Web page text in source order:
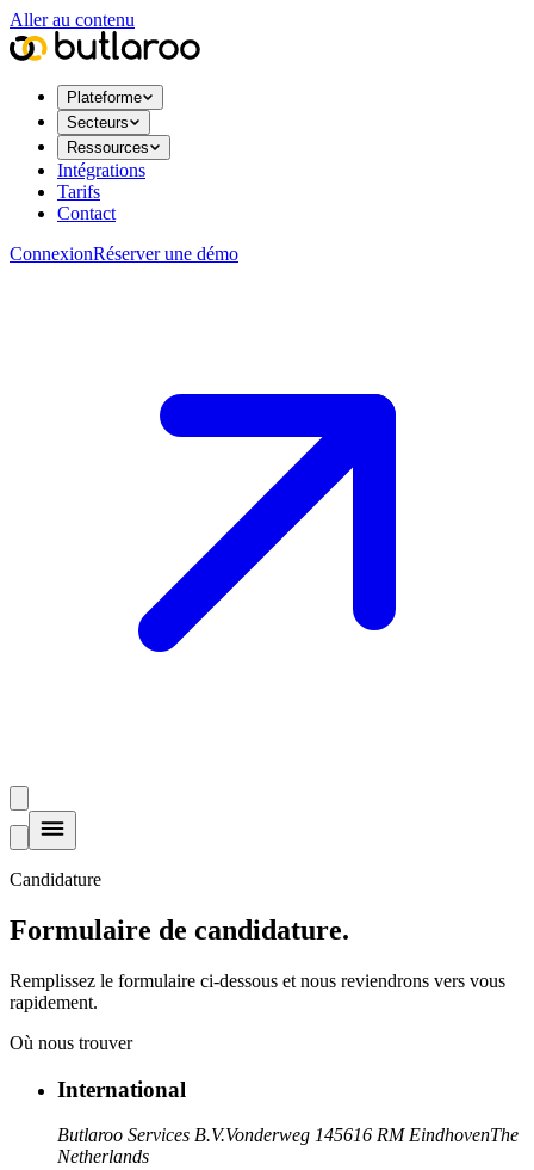
Aller au contenu
Plateforme
Secteurs
Ressources
Intégrations
Tarifs
Contact
ConnexionRéserver une démo
Candidature
Formulaire de candidature.
Remplissez le formulaire ci-dessous et nous reviendrons vers vous
rapidement.
Où nous trouver
International
Butlaroo Services B.V.Vonderweg 145616 RM EindhovenThe
Netherlands